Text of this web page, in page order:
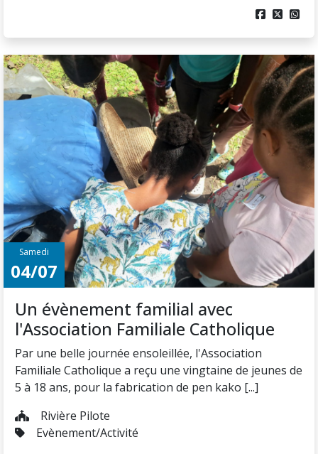
  
Samedi
04/07
Un évènement familial avec
l'Association Familiale Catholique
Par une belle journée ensoleillée, l'Association
Familiale Catholique a reçu une vingtaine de jeunes de
5 à 18 ans, pour la fabrication de pen kako [...]
Rivière Pilote
Evènement/Activité